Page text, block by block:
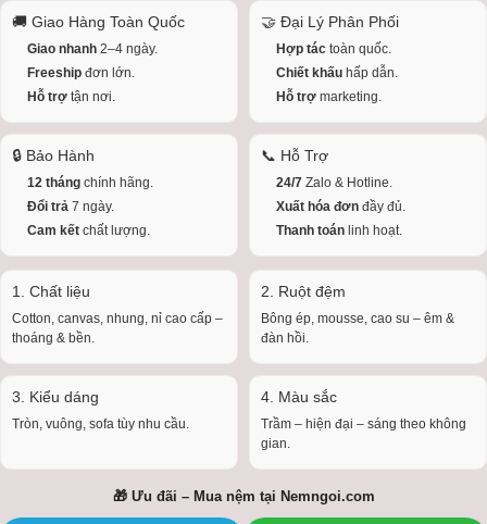
🚚 Giao Hàng Toàn Quốc
Giao nhanh 2–4 ngày.
Freeship đơn lớn.
Hỗ trợ tận nơi.
🤝 Đại Lý Phân Phối
Hợp tác toàn quốc.
Chiết khấu hấp dẫn.
Hỗ trợ marketing.
🔒 Bảo Hành
12 tháng chính hãng.
Đổi trả 7 ngày.
Cam kết chất lượng.
📞 Hỗ Trợ
24/7 Zalo & Hotline.
Xuất hóa đơn đầy đủ.
Thanh toán linh hoạt.
1. Chất liệu
Cotton, canvas, nhung, nỉ cao cấp –
thoáng & bền.
2. Ruột đệm
Bông ép, mousse, cao su – êm &
đàn hồi.
3. Kiểu dáng
Tròn, vuông, sofa tùy nhu cầu.
4. Màu sắc
Trầm – hiện đại – sáng theo không
gian.
🎁 Ưu đãi – Mua nệm tại Nemngoi.com